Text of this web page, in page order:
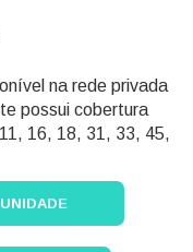
na rede privada
possui cobertura
16, 18, 31, 33, 45,